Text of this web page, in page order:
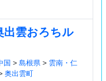
出雲おろちル
国 > 島根県 > 雲南・仁
奥出雲町